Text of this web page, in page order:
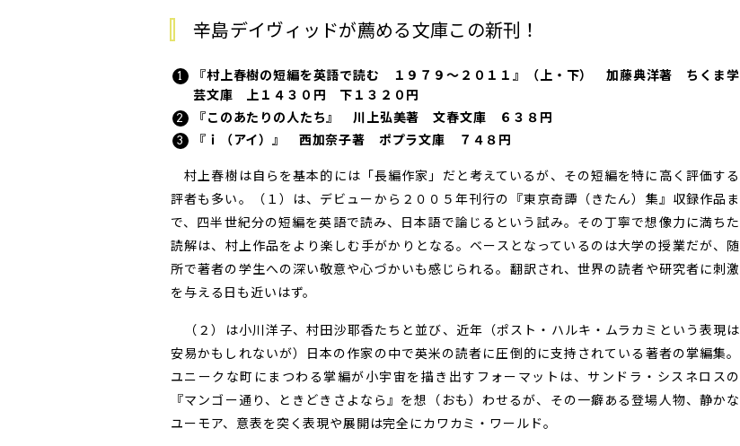
辛島デイヴィッドが薦める文庫この新刊！
『村上春樹の短編を英語で読む １９７９～２０１１』（上・下） 加藤典洋著 ちくま学
芸文庫 上１４３０円 下１３２０円
『このあたりの人たち』 川上弘美著 文春文庫 ６３８円
『ｉ（アイ）』 西加奈子著 ポプラ文庫 ７４８円
村上春樹は自らを基本的には「長編作家」だと考えているが、その短編を特に高く評価する
評者も多い。（１）は、デビューから２００５年刊行の『東京奇譚（きたん）集』収録作品ま
で、四半世紀分の短編を英語で読み、日本語で論じるという試み。その丁寧で想像力に満ちた
読解は、村上作品をより楽しむ手がかりとなる。ベースとなっているのは大学の授業だが、随
所で著者の学生への深い敬意や心づかいも感じられる。翻訳され、世界の読者や研究者に刺激
を与える日も近いはず。
（２）は小川洋子、村田沙耶香たちと並び、近年（ポスト・ハルキ・ムラカミという表現は
安易かもしれないが）日本の作家の中で英米の読者に圧倒的に支持されている著者の掌編集。
ユニークな町にまつわる掌編が小宇宙を描き出すフォーマットは、サンドラ・シスネロスの
『マンゴー通り、ときどきさよなら』を想（おも）わせるが、その一癖ある登場人物、静かな
ユーモア、意表を突く表現や展開は完全にカワカミ・ワールド。